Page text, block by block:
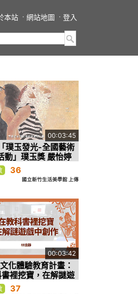
本站 網站地圖 登入
00:03:45
璞玉發光-全國藝術
動」璞玉獎 嚴怡婷
(三 分鐘版)
36
國立新竹生活美學館 上傳
00:03:42
化體驗教育計畫：
裡挖寶，在解謎遊
創作︱林佳靜
37